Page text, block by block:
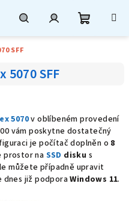
SFF
SFF
5070v oblíbeném provedení
vám poskytne dostatečný
je počítač doplněn o 8
prostor na SSD disku s
můžete případně upravit
dnes již podporaWindows 11.